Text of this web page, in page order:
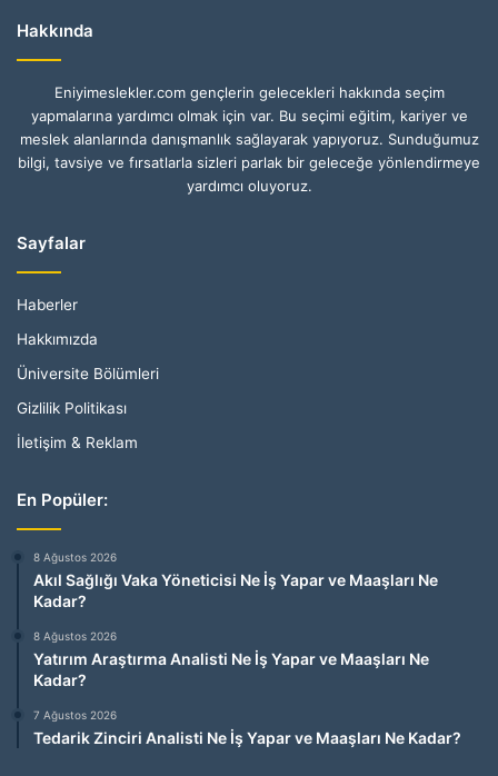
Hakkında
Eniyimeslekler.com gençlerin gelecekleri hakkında seçim
yapmalarına yardımcı olmak için var. Bu seçimi eğitim, kariyer ve
meslek alanlarında danışmanlık sağlayarak yapıyoruz. Sunduğumuz
bilgi, tavsiye ve fırsatlarla sizleri parlak bir geleceğe yönlendirmeye
yardımcı oluyoruz.
Sayfalar
Haberler
Hakkımızda
Üniversite Bölümleri
Gizlilik Politikası
İletişim & Reklam
En Popüler:
8 Ağustos 2026
Akıl Sağlığı Vaka Yöneticisi Ne İş Yapar ve Maaşları Ne
Kadar?
8 Ağustos 2026
Yatırım Araştırma Analisti Ne İş Yapar ve Maaşları Ne
Kadar?
7 Ağustos 2026
Tedarik Zinciri Analisti Ne İş Yapar ve Maaşları Ne Kadar?